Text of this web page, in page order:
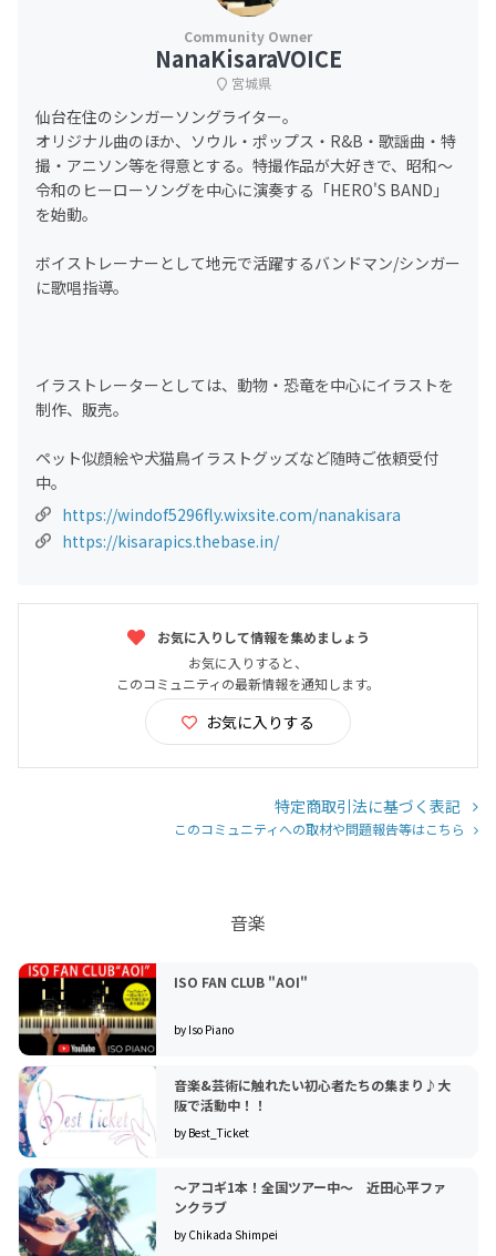
NanaKisaraVOICE
宮城県
仙台在住のシンガーソングライター。
オリジナル曲のほか、ソウル・ポップス・R&B・歌謡曲・特
撮・アニソン等を得意とする。特撮作品が大好きで、昭和～
令和のヒーローソングを中心に演奏する「HERO'S BAND」
を始動。
ボイストレーナーとして地元で活躍するバンドマン/シンガー
に歌唱指導。
イラストレーターとしては、動物・恐竜を中心にイラストを
制作、販売。
​ペット似顔絵や犬猫鳥イラストグッズなど随時ご依頼受付
中。
https://windof5296fly.wixsite.com/nanakisara
https://kisarapics.thebase.in/
お気に入りして情報を集めましょう
お気に入りすると、
このコミュニティの最新情報を通知します。
お気に入りする
特定商取引法に基づく表記
このコミュニティへの取材や問題報告等はこちら
音楽
ISO FAN CLUB "AOI"
by Iso Piano
音楽&芸術に触れたい初心者たちの集まり♪大
阪で活動中！！
by Best_Ticket
〜アコギ1本！全国ツアー中〜 近田心平ファ
ンクラブ
by Chikada Shimpei